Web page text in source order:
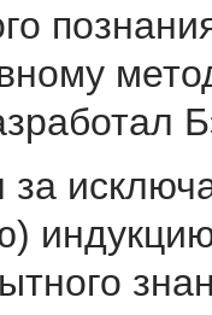
за